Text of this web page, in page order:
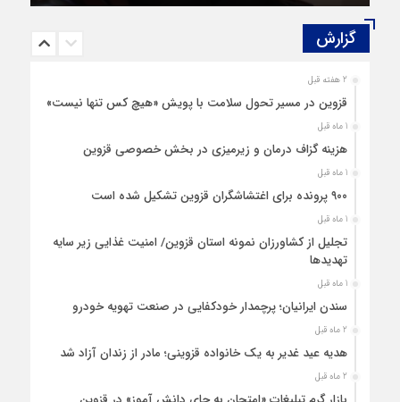
گزارش‌
2 هفته قبل
قزوین در مسیر تحول سلامت با پویش «هیچ‌ کس تنها نیست»
1 ماه قبل
هزینه‌ گزاف درمان و زیرمیزی در بخش خصوصی قزوین
1 ماه قبل
۹۰۰ پرونده برای اغتشاشگران قزوین تشکیل شده است
1 ماه قبل
تجلیل از کشاورزان نمونه استان قزوین/ امنیت غذایی زیر سایه
تهدیدها
1 ماه قبل
سندن ایرانیان؛ پرچمدار خودکفایی در صنعت تهویه خودرو
2 ماه قبل
هدیه عید غدیر به یک خانواده قزوینی؛ مادر از زندان آزاد شد
2 ماه قبل